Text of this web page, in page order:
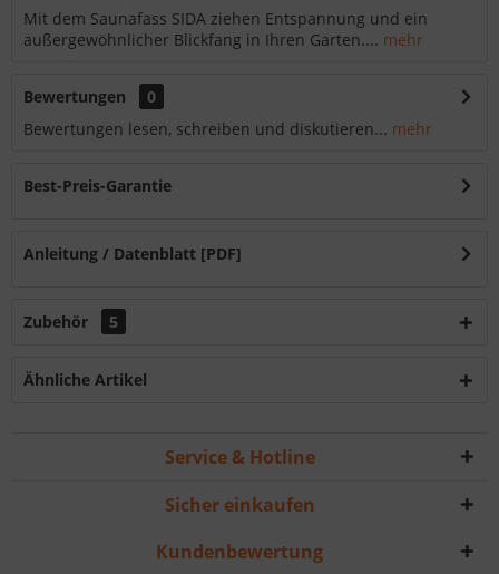
Mit dem Saunafass SIDA ziehen Entspannung und ein
außergewöhnlicher Blickfang in Ihren Garten.... mehr
Bewertungen
0
Bewertungen lesen, schreiben und diskutieren... mehr
Best-Preis-Garantie
Anleitung / Datenblatt [PDF]
Zubehör 5
Ähnliche Artikel
Service & Hotline
Sicher einkaufen
Kundenbewertung